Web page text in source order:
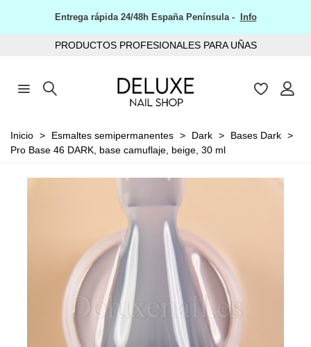
Entrega rápida 24/48h España Península - Info
PRODUCTOS PROFESIONALES PARA UÑAS
Inicio > Esmaltes semipermanentes > Dark > Bases Dark >
Pro Base 46 DARK, base camuflaje, beige, 30 ml